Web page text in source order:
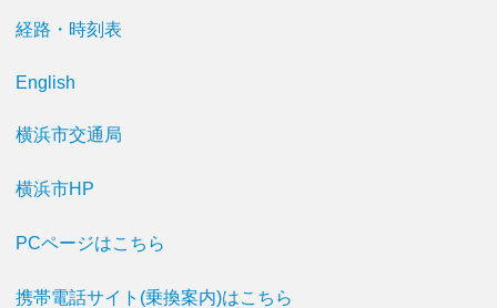
経路・時刻表
English
横浜市交通局
横浜市HP
PCページはこちら
携帯電話サイト(乗換案内)はこちら